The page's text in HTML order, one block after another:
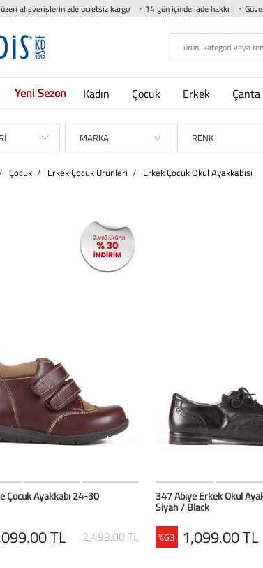
alışverişlerinizde ücretsiz kargo 14 gün içinde iade hakkı
Yeni Sezon Kadın Çocuk Erkek
MARKA RENK
Çocuk / Erkek Çocuk Ürünleri / Erkek Çocuk Okul Ayakkabısı
HIZLI BAK Favorilerim
Çocuk Ayakkabı 24-30
TL 2,499.00 TL
HIZLI BAK
347 Abiye Erkek Okul
Siyah / Black
%63 1,099.00 TL